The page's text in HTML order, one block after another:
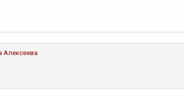
Алексеева